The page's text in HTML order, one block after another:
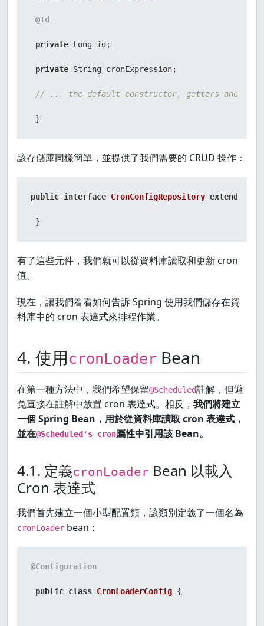
@Id
private Long id;
private String cronExpression;
// ... the default constructor, getters and
}
該存儲庫同樣簡單，並提供了我們需要的 CRUD 操作：
public interface CronConfigRepository extends
}
有了這些元件，我們就可以從資料庫讀取和更新 cron
值。
現在，讓我們看看如何告訴 Spring 使用我們儲存在資
料庫中的 cron 表達式來排程作業。
4. 使用cronLoader Bean
在第一種方法中，我們希望保留@Scheduled註解，但避
免直接在註解中放置 cron 表達式。相反， 我們將建立
一個 Spring Bean，用於從資料庫讀取 cron 表達式，
並在@Scheduled's cron屬性中引用該 Bean。
4.1. 定義cronLoader Bean 以載入
Cron 表達式
我們首先建立一個小型配置類，該類別定義了一個名為
cronLoader bean：
@Configuration
public class CronLoaderConfig {